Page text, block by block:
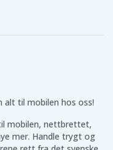
alt til mobilen hos oss!
mobilen, nettbrettet,
mer. Handle trygt og